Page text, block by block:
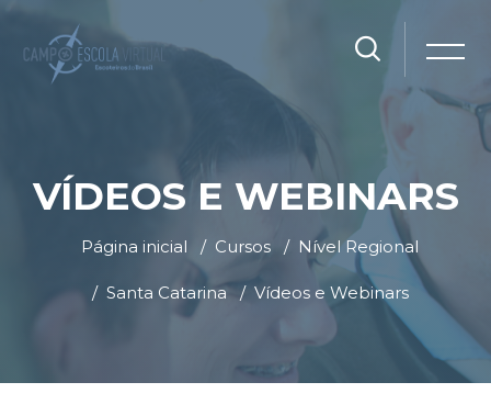
VÍDEOS E WEBINARS
Página inicial Cursos Nível Regional
Santa Catarina Vídeos e Webinars